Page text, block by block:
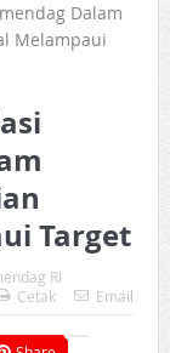
Target
RI
Cetak Email